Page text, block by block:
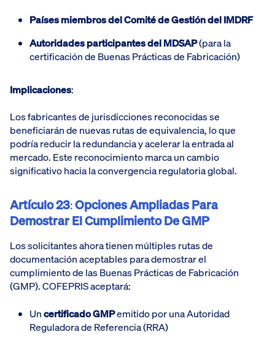
Países miembros del Comité de Gestión del IMDRF
Autoridades participantes del MDSAP(para la
certificación de Buenas Prácticas de Fabricación)
Implicaciones:
Los fabricantes de jurisdicciones reconocidas se
beneficiarán de nuevas rutas de equivalencia, lo que
podría reducir la redundancia y acelerar la entrada al
mercado. Este reconocimiento marca un cambio
significativo hacia la convergencia regulatoria global.
Artículo 23:Opciones Ampliadas Para
Demostrar El Cumplimiento De GMP
Los solicitantes ahora tienen múltiples rutas de
documentación aceptables para demostrar el
cumplimiento de las Buenas Prácticas de Fabricación
(GMP). COFEPRIS aceptará:
Uncertificado GMPemitido por una Autoridad
Reguladora de Referencia (RRA)